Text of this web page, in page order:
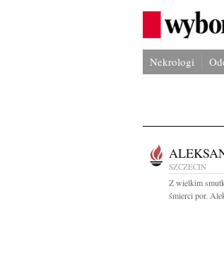
Nekrologi
SZCZECIN
Z wielkim
śmierci por.